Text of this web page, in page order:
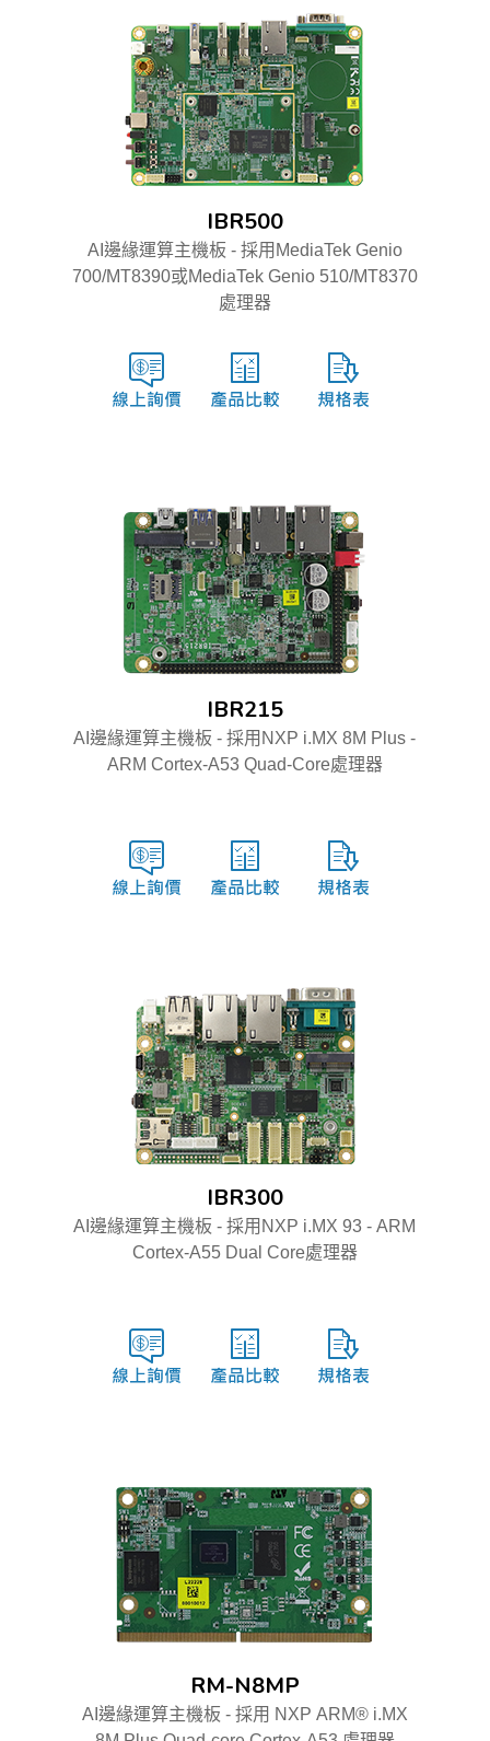
IBR500
AI邊緣運算主機板 - 採用MediaTek Genio
700/MT8390或MediaTek Genio 510/MT8370
處理器
IBR215
AI邊緣運算主機板 - 採用NXP i.MX 8M Plus -
ARM Cortex-A53 Quad-Core處理器
IBR300
AI邊緣運算主機板 - 採用NXP i.MX 93 - ARM
Cortex-A55 Dual Core處理器
RM-N8MP
AI邊緣運算主機板 - 採用 NXP ARM® i.MX